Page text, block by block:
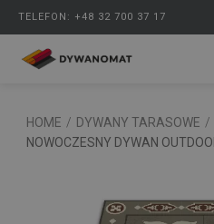
TELEFON: +48 32 700 37 17
HOME / DYWANY TARASOWE /
NOWOCZESNY DYWAN